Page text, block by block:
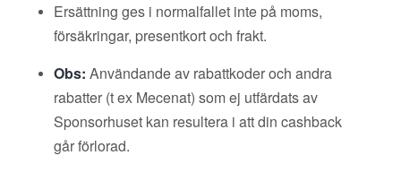
Ersättning ges i normalfallet inte på moms,
försäkringar, presentkort och frakt.
Obs: Användande av rabattkoder och andra
rabatter (t ex Mecenat) som ej utfärdats av
Sponsorhuset kan resultera i att din cashback
går förlorad.